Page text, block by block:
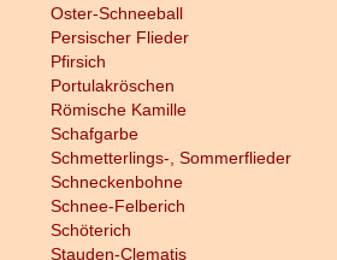
Oster-Schneeball
Persischer Flieder
Pfirsich
Portulakröschen
Römische Kamille
Schafgarbe
Schmetterlings-, Sommerflieder
Schneckenbohne
Schnee-Felberich
Schöterich
Stauden-Clematis